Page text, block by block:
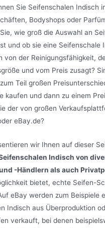
Sie Seifenschalen Indisch
Bodyshops oder
wie groß die Auswahl an
und ob sie eine Seifenschale
von der Reinigungsfähigkeit,
und vom Preis zusagt?
Teil großen
kaufen und dann zu einem
der von großen
eBay.de?
wir Ihnen auf dieser
Indisch von
-Händlern als auch
bietet, echte Seifen-
eBay werden zum Beispiele
Indisch aus Überproduktion
verkauft, bei denen